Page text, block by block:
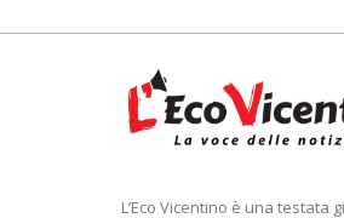
L’Eco Vicentino è una testata